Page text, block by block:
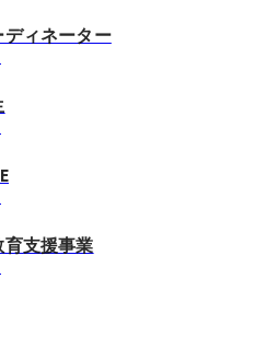
ディネーター
育支援事業